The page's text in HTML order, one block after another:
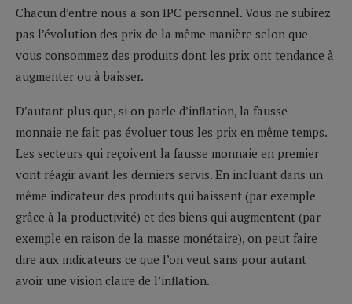
Chacun d’entre nous a son IPC personnel. Vous ne subirez
pas l’évolution des prix de la même manière selon que
vous consommez des produits dont les prix ont tendance à
augmenter ou à baisser.
D’autant plus que, si on parle d’inflation, la fausse
monnaie ne fait pas évoluer tous les prix en même temps.
Les secteurs qui reçoivent la fausse monnaie en premier
vont réagir avant les derniers servis. En incluant dans un
même indicateur des produits qui baissent (par exemple
grâce à la productivité) et des biens qui augmentent (par
exemple en raison de la masse monétaire), on peut faire
dire aux indicateurs ce que l’on veut sans pour autant
avoir une vision claire de l’inflation.